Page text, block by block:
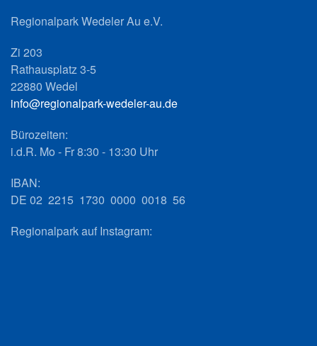
Regionalpark Wedeler Au e.V.
Zi 203
Rathausplatz 3-5
22880 Wedel
info@regionalpark-wedeler-au.de
Bürozeiten:
i.d.R. Mo - Fr 8:30 - 13:30 Uhr
IBAN:
DE 02 2215 1730 0000 0018 56
Regionalpark auf Instagram: